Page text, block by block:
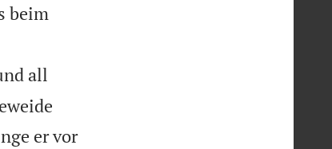
beim
all
er vor